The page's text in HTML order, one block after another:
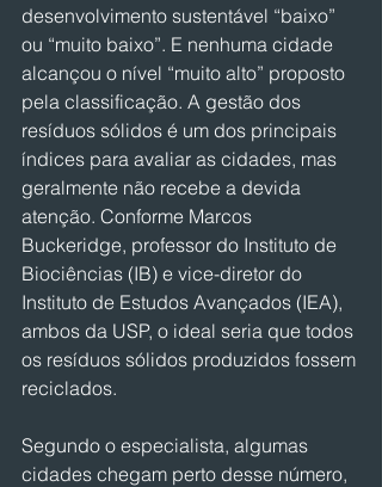
desenvolvimento sustentável “baixo”
ou “muito baixo”. E nenhuma cidade
alcançou o nível “muito alto” proposto
pela classificação. A gestão dos
resíduos sólidos é um dos principais
índices para avaliar as cidades, mas
geralmente não recebe a devida
atenção. Conforme Marcos
Buckeridge, professor do Instituto de
Biociências (IB) e vice-diretor do
Instituto de Estudos Avançados (IEA),
ambos da USP, o ideal seria que todos
os resíduos sólidos produzidos fossem
reciclados.
Segundo o especialista, algumas
cidades chegam perto desse número,